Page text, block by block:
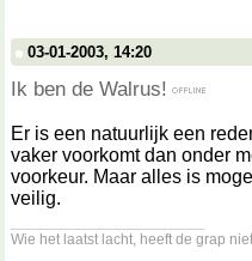
03-01-2003, 14:20
Ik ben de Walrus!
Er is een natuurlijk een
vaker voorkomt dan onder
voorkeur. Maar alles is
veilig.
Wie het laatst lacht, heeft de grap